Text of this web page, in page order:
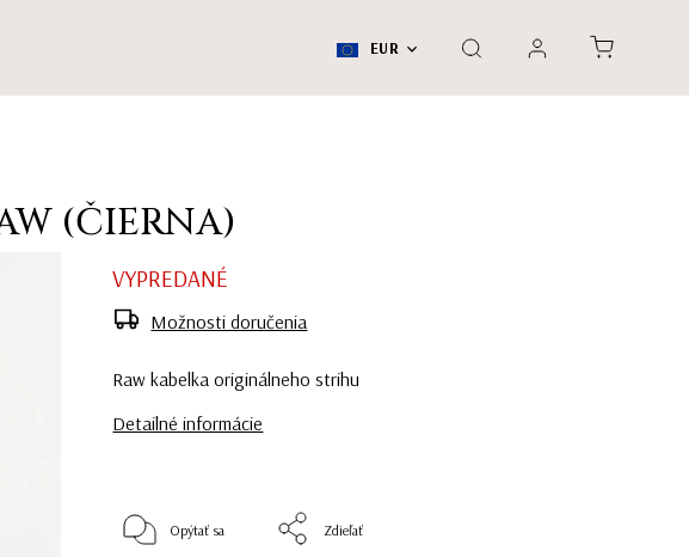
EUR
(ČIERNA)
Raw kabelka originálneho strihu
Detailné informácie
VYPREDANÉ
Možnosti doručenia
Opýtať sa Zdieľať